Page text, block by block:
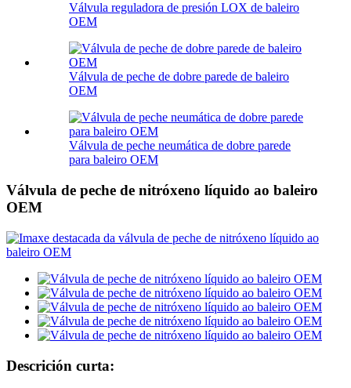
Válvula reguladora de presión LOX de baleiro
OEM
Válvula de peche de dobre parede de baleiro
OEM
Válvula de peche neumática de dobre parede
para baleiro OEM
Válvula de peche de nitróxeno líquido ao baleiro
OEM
Descrición curta: